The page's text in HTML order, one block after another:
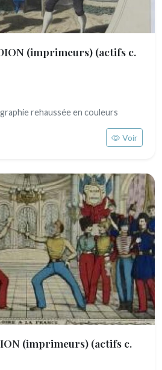
(imprimeurs) (actifs c.
rehaussée en couleurs
Voir
(imprimeurs) (actifs c.